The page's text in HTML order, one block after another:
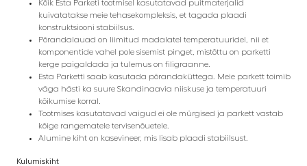
Kõik Esta Parketi tootmisel kasutatavad puitmaterjalid
kuivatatakse meie tehasekompleksis, et tagada plaadi
konstruktsiooni stabiilsus.
Põrandalauad on liimitud madalatel temperatuuridel, nii et
komponentide vahel pole sisemist pinget, mistõttu on parketti
kerge paigaldada ja tulemus on filigraanne.
Esta Parketti saab kasutada põrandaküttega. Meie parkett toimib
väga hästi ka suure Skandinaavia niiskuse ja temperatuuri
kõikumise korral.
Tootmises kasutatavad vaigud ei ole mürgised ja parkett vastab
kõige rangematele tervisenõuetele.
Alumine kiht on kasevineer, mis lisab plaadi stabiilsust.
Kulumiskiht